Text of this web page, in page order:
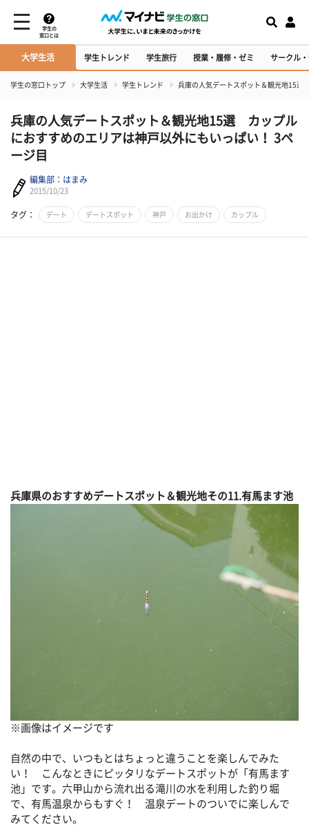
学生の
窓口とは
大学生活 学生トレンド 学生旅行 授業・履修・ゼミ サークル
学生の窓口トップ 大学生活 学生トレンド 兵庫の人気デートスポット＆観光地15
兵庫の人気デートスポット＆観光地15選 カップル
におすすめのエリアは神戸以外にもいっぱい！ 3ペ
ージ目
編集部：はまみ
2015/10/23
タグ： デート デートスポット 神戸 お出かけ カップル
兵庫県のおすすめデートスポット＆観光地その11.有馬ます池
※画像はイメージです
自然の中で、いつもとはちょっと違うことを楽しんでみた
い！ こんなときにピッタリなデートスポットが「有馬ます
池」です。六甲山から流れ出る滝川の水を利用した釣り堀
で、有馬温泉からもすぐ！ 温泉デートのついでに楽しんで
みてください。